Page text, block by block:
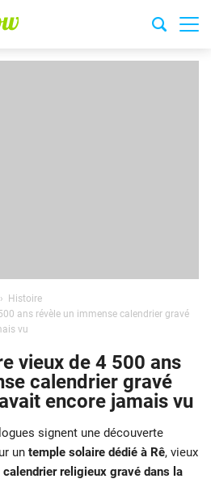
Histoire
ans révèle un immense calendrier gravé
vu
vieux de 4 500 ans
calendrier gravé
encore jamais vu
signent une découverte
un temple solaire dédié à Rê, vieux
calendrier religieux gravé dans la